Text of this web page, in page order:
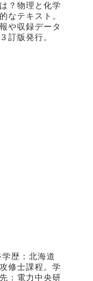
？物理と化学
なテキスト。
や収録データ
訂版発行。
歴：北海道
修士課程。学
：電力中央研